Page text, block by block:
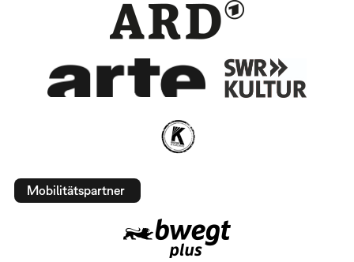
Mobilitätspartner